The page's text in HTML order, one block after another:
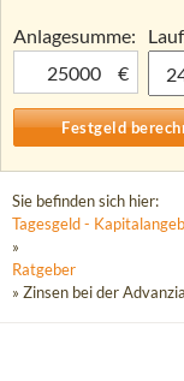
Anlagesumme:
€
Sie befinden sich hier:
Tagesgeld -
»
Ratgeber
» Zinsen bei der